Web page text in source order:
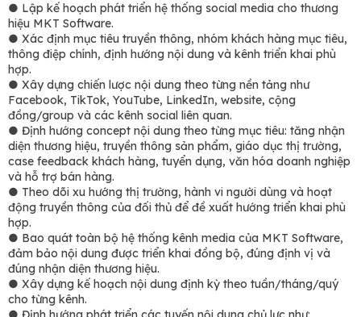
● Lập kế hoạch phát triển hệ thống social media cho thương
hiệu MKT Software.
● Xác định mục tiêu truyền thông, nhóm khách hàng mục tiêu,
thông điệp chính, định hướng nội dung và kênh triển khai phù
hợp.
● Xây dựng chiến lược nội dung theo từng nền tảng như
Facebook, TikTok, YouTube, LinkedIn, website, cộng
đồng/group và các kênh social liên quan.
● Định hướng concept nội dung theo từng mục tiêu: tăng nhận
diện thương hiệu, truyền thông sản phẩm, giáo dục thị trường,
case feedback khách hàng, tuyển dụng, văn hóa doanh nghiệp
và hỗ trợ bán hàng.
● Theo dõi xu hướng thị trường, hành vi người dùng và hoạt
động truyền thông của đối thủ để đề xuất hướng triển khai phù
hợp.
● Bao quát toàn bộ hệ thống kênh media của MKT Software,
đảm bảo nội dung được triển khai đồng bộ, đúng định vị và
đúng nhận diện thương hiệu.
● Xây dựng kế hoạch nội dung định kỳ theo tuần/tháng/quý
cho từng kênh.